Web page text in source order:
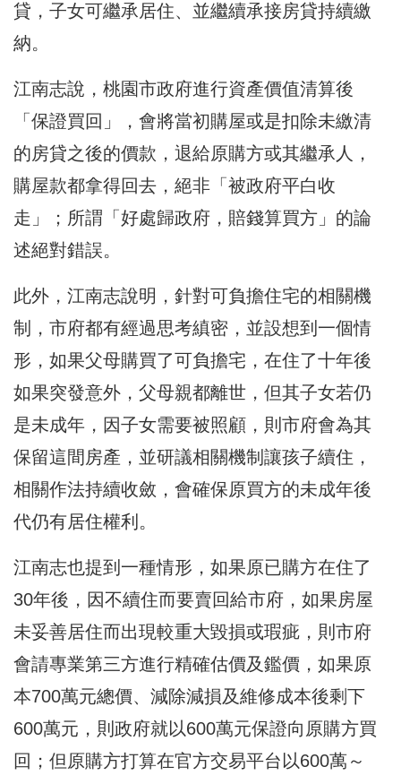
貸，子女可繼承居住、並繼續承接房貸持續繳
納。
江南志說，桃園市政府進行資產價值清算後
「保證買回」，會將當初購屋或是扣除未繳清
的房貸之後的價款，退給原購方或其繼承人，
購屋款都拿得回去，絕非「被政府平白收
走」；所謂「好處歸政府，賠錢算買方」的論
述絕對錯誤。
此外，江南志說明，針對可負擔住宅的相關機
制，市府都有經過思考縝密，並設想到一個情
形，如果父母購買了可負擔宅，在住了十年後
如果突發意外，父母親都離世，但其子女若仍
是未成年，因子女需要被照顧，則市府會為其
保留這間房產，並研議相關機制讓孩子續住，
相關作法持續收斂，會確保原買方的未成年後
代仍有居住權利。
江南志也提到一種情形，如果原已購方在住了
30年後，因不續住而要賣回給市府，如果房屋
未妥善居住而出現較重大毀損或瑕疵，則市府
會請專業第三方進行精確估價及鑑價，如果原
本700萬元總價、減除減損及維修成本後剩下
600萬元，則政府就以600萬元保證向原購方買
回；但原購方打算在官方交易平台以600萬～